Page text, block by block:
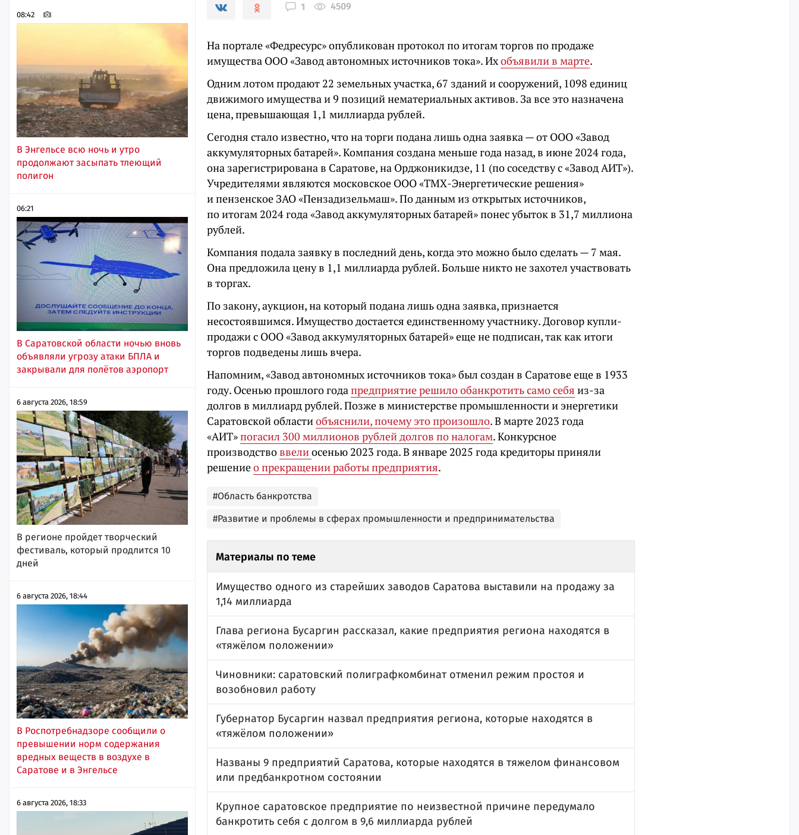
08:42
В Энгельсе всю ночь и утро
продолжают засыпать тлеющий
полигон
06:21
В Саратовской области ночью вновь
объявляли угрозу атаки БПЛА и
закрывали для полётов аэропорт
6 августа 2026, 18:59
В регионе пройдет творческий
фестиваль, который продлится 10
дней
6 августа 2026, 18:44
В Роспотребнадзоре сообщили о
превышении норм содержания
вредных веществ в воздухе в
Саратове и в Энгельсе
6 августа 2026, 18:33
1 4509
На портале «Федресурс» опубликован протокол по итогам торгов по продаже
имущества ООО «Завод автономных источников тока». Ихобъявили в марте.
Одним лотом продают 22 земельных участка, 67 зданий и сооружений, 1098 единиц
движимого имущества и 9 позиций нематериальных активов. За все это назначена
цена, превышающая 1,1 миллиарда рублей.
Сегодня стало известно, что на торги подана лишь одна заявка — от ООО «Завод
аккумуляторных батарей». Компания создана меньше года назад, в июне 2024 года,
она зарегистрирована в Саратове, на Орджоникидзе, 11 (по соседству с «Завод АИТ»).
Учредителями являются московское ООО «ТМХ-Энергетические решения»
и пензенское ЗАО «Пензадизельмаш». По данным из открытых источников,
по итогам 2024 года «Завод аккумуляторных батарей» понес убыток в 31,7 миллиона
рублей.
Компания подала заявку в последний день, когда это можно было сделать — 7 мая.
Она предложила цену в 1,1 миллиарда рублей. Больше никто не захотел участвовать
в торгах.
По закону, аукцион, на который подана лишь одна заявка, признается
несостоявшимся. Имущество достается единственному участнику. Договор купли-
продажи с ООО «Завод аккумуляторных батарей» еще не подписан, так как итоги
торгов подведены лишь вчера.
Напомним, «Завод автономных источников тока» был создан в Саратове еще в 1933
году. Осенью прошлого годапредприятие решило обанкротить само себя из-за
долгов в миллиард рублей. Позже в министерстве промышленности и энергетики
Саратовской областиобъяснили, почему это произошло. В марте 2023 года
«АИТ»погасил 300 миллионов рублей долгов по налогам. Конкурсное
производствоввелиосенью 2023 года. В январе 2025 года кредиторы приняли
решениео прекращении работы предприятия.
#Область банкротства
#Развитие и проблемы в сферах промышленности и предпринимательства
Материалы по теме
Имущество одного из старейших заводов Саратова выставили на продажу за
1,14 миллиарда
Глава региона Бусаргин рассказал, какие предприятия региона находятся в
«тяжёлом положении»
Чиновники: саратовский полиграфкомбинат отменил режим простоя и
возобновил работу
Губернатор Бусаргин назвал предприятия региона, которые находятся в
«тяжёлом положении»
Названы 9 предприятий Саратова, которые находятся в тяжелом финансовом
или предбанкротном состоянии
Крупное саратовское предприятие по неизвестной причине передумало
банкротить себя с долгом в 9,6 миллиарда рублей